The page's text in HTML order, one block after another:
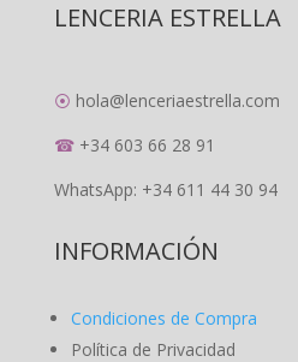
LENCERIA ESTRELLA
⦿ hola@lenceriaestrella.com
☎+34 603 66 28 91
WhatsApp: +34 611 44 30 94
INFORMACIÓN
Condiciones de Compra
Política de Privacidad